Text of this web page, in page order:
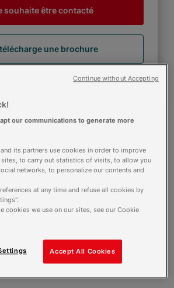
souhaite être contacté
une brochure
Comment s'inscrire ?
des résultats
our communications to generate more
its partners use cookies in order to improve
sites, to carry out statistics of visits, to allow you
networks, to personalize our contents and
at any time and refuse all cookies by
cookies we use on our sites, see our Cookie
Accept All Cookies
Continue without Accepting